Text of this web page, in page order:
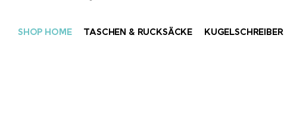
SHOP HOME TASCHEN & RUCKSÄCKE KUGELSCHREIBER